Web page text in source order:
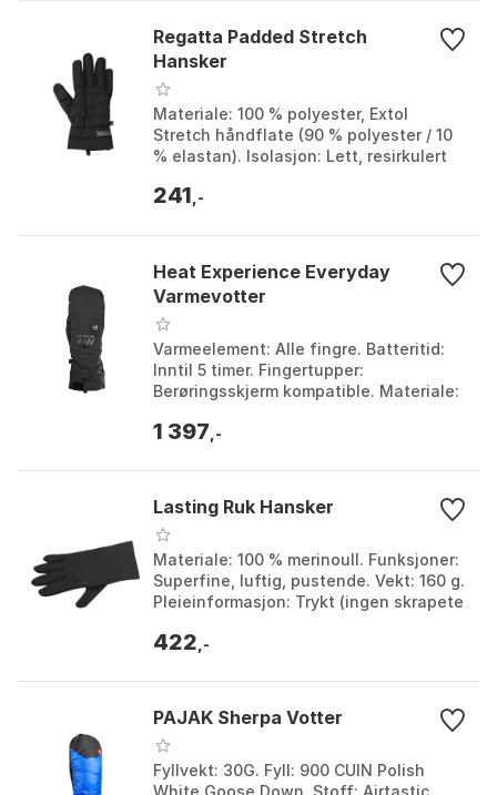
Regatta Padded Stretch
Hansker
Materiale: 100 % polyester, Extol
Stretch håndflate (90 % polyester / 10
% elastan). Isolasjon: Lett, resirkulert
Vannavstø...
241 ,-
Heat Experience Everyday
Varmevotter
Varmeelement: Alle fingre. Batteritid:
Inntil 5 timer. Fingertupper:
Berøringsskjerm kompatible. Materiale:
Black. Størrels...
1 397 ,-
Lasting Ruk Hansker
Materiale: 100 % merinoull. Funksjoner:
Superfine, luftig, pustende. Vekt: 160 g.
Pleieinformasjon: Trykt (ingen skrapete
422 ,-
PAJAK Sherpa Votter
Fyllvekt: 30G. Fyll: 900 CUIN Polish